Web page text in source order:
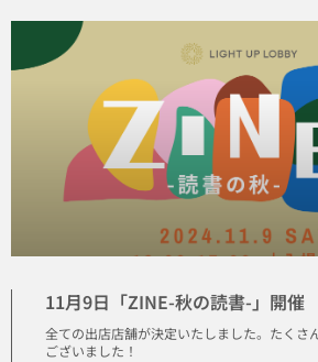
11月9日「ZINE-秋の読書-」開催
全ての出店店舗が決定いたしました。たくさ
ございました！